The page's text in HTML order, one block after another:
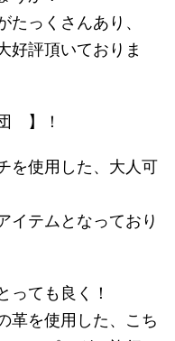
っくさんあり、
好評頂いておりま
】！
を使用した、大人可
イテムとなっており
っても良く！
革を使用した、こち